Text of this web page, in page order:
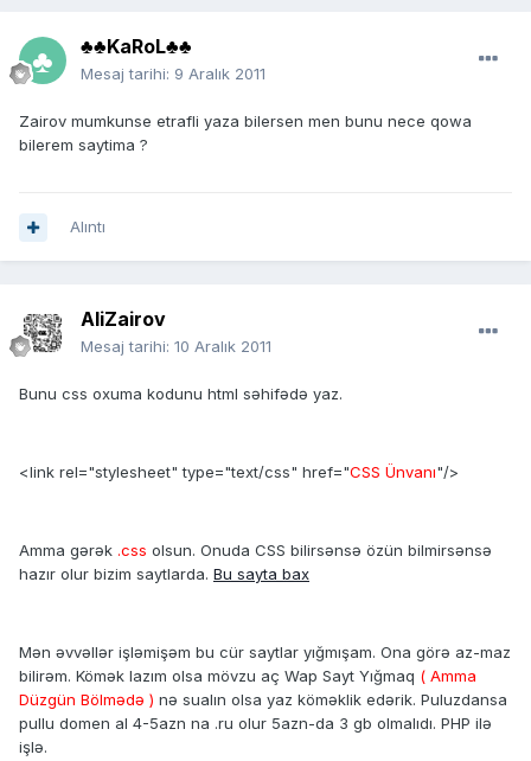
♣♣KaRoL♣♣
Mesaj tarihi: 9 Aralık 2011
Zairov mumkunse etrafli yaza bilersen men bunu nece qowa
bilerem saytima ?
Alıntı
AliZairov
Mesaj tarihi: 10 Aralık 2011
Bunu css oxuma kodunu html səhifədə yaz.
<link rel="stylesheet" type="text/css" href="CSS Ünvanı"/>
Amma gərək .css olsun. Onuda CSS bilirsənsə özün bilmirsənsə
hazır olur bizim saytlarda. Bu sayta bax
Mən əvvəllər işləmişəm bu cür saytlar yığmışam. Ona görə az-maz
bilirəm. Kömək lazım olsa mövzu aç Wap Sayt Yığmaq ( Amma
Düzgün Bölmədə ) nə sualın olsa yaz köməklik edərik. Puluzdansa
pullu domen al 4-5azn na .ru olur 5azn-da 3 gb olmalıdı. PHP ilə
işlə.